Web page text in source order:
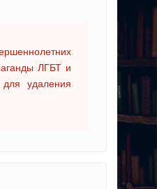
ЛГБТ и
для удаления